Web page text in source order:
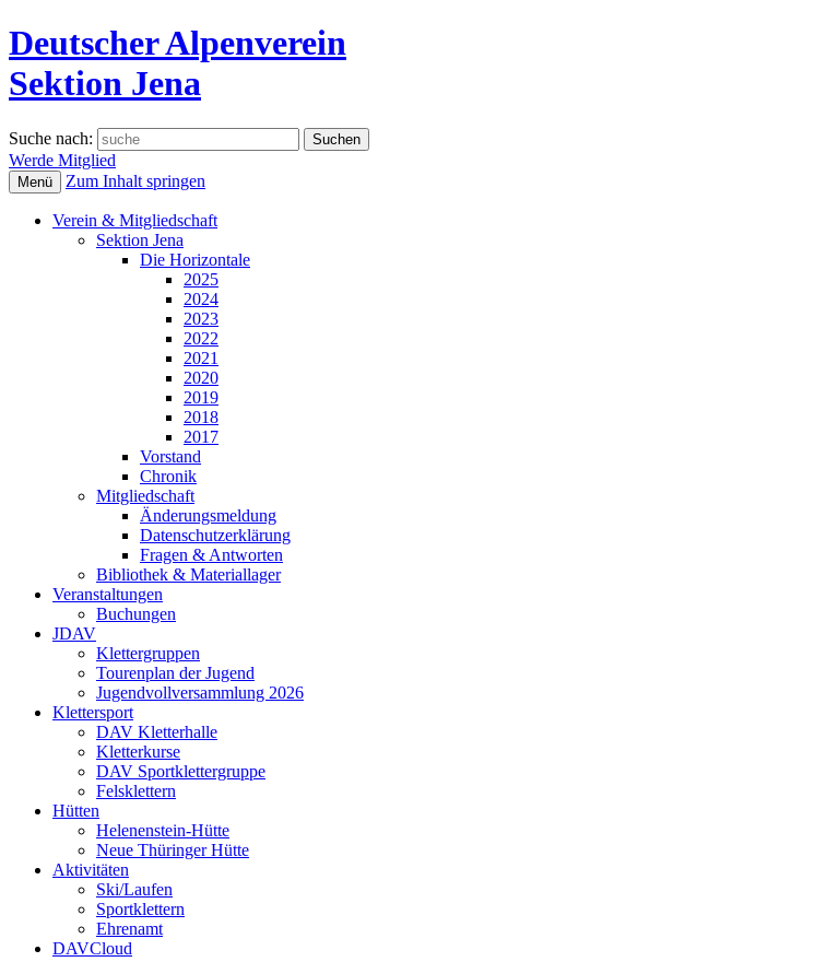
Deutscher Alpenverein
Sektion Jena
Suche nach:
Werde Mitglied
Menü Zum Inhalt springen
Verein & Mitgliedschaft
Sektion Jena
Die Horizontale
2025
2024
2023
2022
2021
2020
2019
2018
2017
Vorstand
Chronik
Mitgliedschaft
Änderungsmeldung
Datenschutzerklärung
Fragen & Antworten
Bibliothek & Materiallager
Veranstaltungen
Buchungen
JDAV
Klettergruppen
Tourenplan der Jugend
Jugendvollversammlung 2026
Klettersport
DAV Kletterhalle
Kletterkurse
DAV Sportklettergruppe
Felsklettern
Hütten
Helenenstein-Hütte
Neue Thüringer Hütte
Aktivitäten
Ski/Laufen
Sportklettern
Ehrenamt
DAVCloud